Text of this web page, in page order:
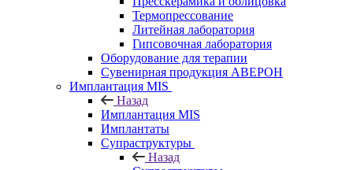
Термопрессование
Литейная лаборатория
Гипсовочная лаборатория
Оборудование для терапии
Сувенирная продукция АВЕРОН
Имплантация MIS
Назад
Имплантация MIS
Имплантаты
Супраструктуры
Назад